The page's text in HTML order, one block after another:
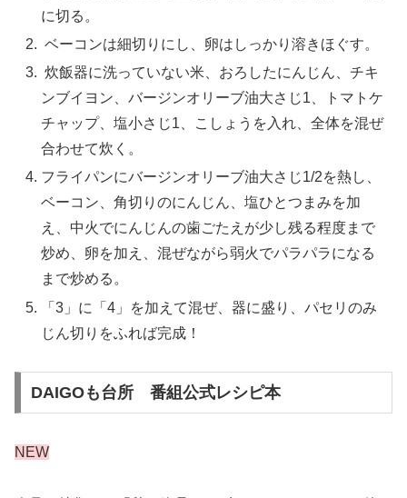
に切る。
ベーコンは細切りにし、卵はしっかり溶きほぐす。
炊飯器に洗っていない米、おろしたにんじん、チキ
ンブイヨン、バージンオリーブ油大さじ1、トマトケ
チャップ、塩小さじ1、こしょうを入れ、全体を混ぜ
合わせて炊く。
フライパンにバージンオリーブ油大さじ1/2を熱し、
ベーコン、角切りのにんじん、塩ひとつまみを加
え、中火でにんじんの歯ごたえが少し残る程度まで
炒め、卵を加え、混ぜながら弱火でパラパラになる
まで炒める。
「3」に「4」を加えて混ぜ、器に盛り、パセリのみ
じん切りをふれば完成！
DAIGOも台所 番組公式レシピ本
NEW